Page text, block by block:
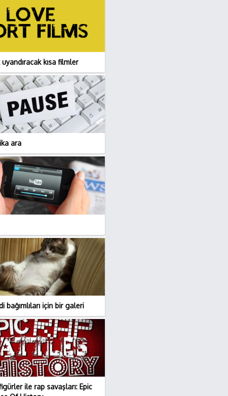
uyandıracak kısa filmler
ara
bağımlıları için bir galeri
ile rap savaşları: Epic